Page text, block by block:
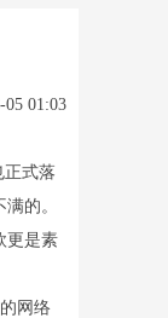
01:03
式落
的。
更是素
网络